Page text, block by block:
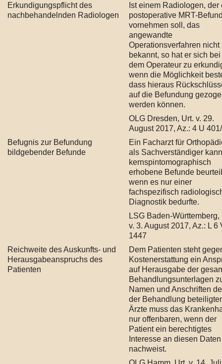
Erkundigungspflicht des
nachbehandelnden Radiologen
Ist einem Radiologen, der
postoperative MRT-
vornehmen soll, das
angewandte
Operationsverfahren nicht
bekannt, so hat er sich bei
dem Operateur zu
wenn die Möglichkeit
dass hieraus
auf die Befundung
werden können.
OLG Dresden, Urt. v. 29.
August 2017, Az.: 4 U
Befugnis zur Befundung
bildgebender Befunde
Ein Facharzt für
als Sachverständiger kann
kernspintomographisch
erhobene Befunde
wenn es nur einer
fachspezifisch
Diagnostik bedurfte.
LSG Baden-Württemberg,
v. 3. August 2017, Az.: L 6
1447
Reichweite des Auskunfts- und
Herausgabeanspruchs des
Patienten
Dem Patienten steht
Kostenerstattung ein
auf Herausgabe der
Behandlungsunterlagen
Namen und Anschriften
der Behandlung
Ärzte muss das
nur offenbaren, wenn der
Patient ein berechtigtes
Interesse an diesen Daten
nachweist.